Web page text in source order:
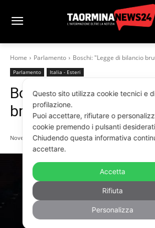
Home Parlamento Boschi: "Legge di bilancio
Parlamento Italia - Esteri
Boschi: “Legge di
brutta e senz’anima”
Novembre 28, 2025
Questo sito utilizza cookie tecnici e
profilazione.
Puoi accettare, rifiutare o
cookie premendo i pulsanti
Chiudendo questa informativa
accettare.
Accetta
Rifiuta
Personalizza